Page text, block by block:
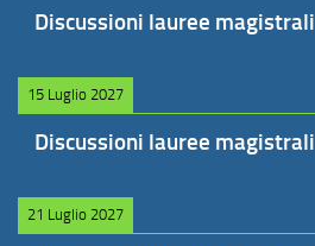
Discussioni lauree magistrali
15 Luglio 2027
Discussioni lauree magistrali
21 Luglio 2027